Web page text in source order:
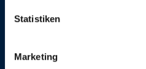
Statistiken
Marketing